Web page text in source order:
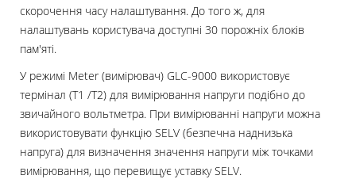
скорочення часу налаштування. До того ж, для
налаштувань користувача доступні 30 порожніх блоків
пам'яті.
У режимі Meter (вимірювач) GLC-9000 використовує
термінал (T1 /T2) для вимірювання напруги подібно до
звичайного вольтметра. При вимірюванні напруги можна
використовувати функцію SELV (безпечна наднизька
напруга) для визначення значення напруги між точками
вимірювання, що перевищує уставку SELV.